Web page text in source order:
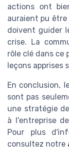
actions ont
auraient pu être
doivent guider
crise. La
rôle clé dans ce
leçons apprises
En conclusion,
sont pas
une stratégie
à l'entreprise
Pour plus
consultez notre